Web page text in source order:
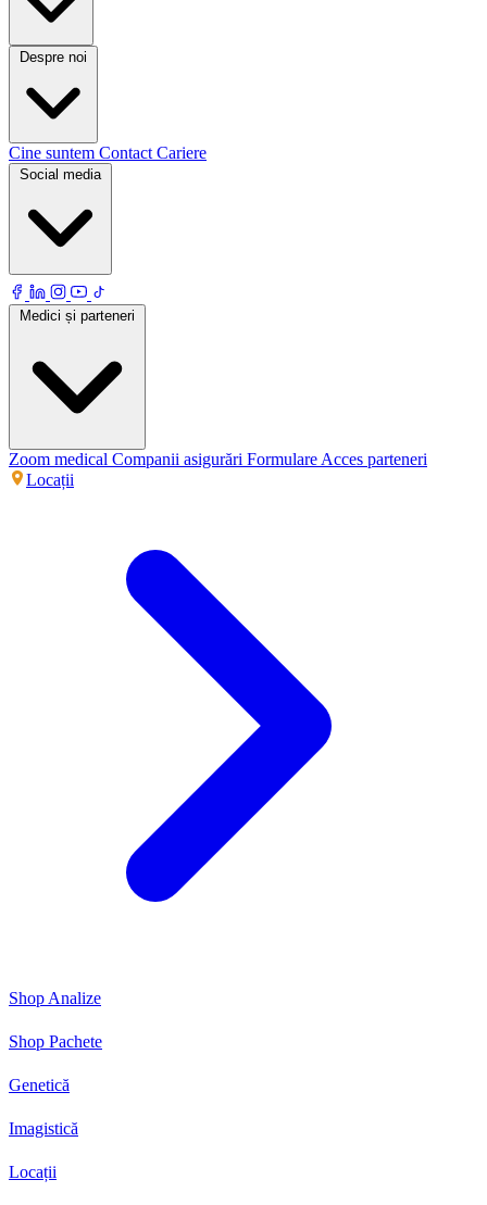
Despre noi
Cine suntem Contact Cariere
Social media
Medici și parteneri
Zoom medical Companii asigurări Formulare Acces parteneri
Locații
Shop Analize
Shop Pachete
Genetică
Imagistică
Locații